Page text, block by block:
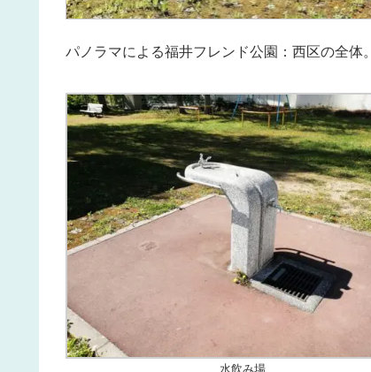
パノラマによる福井フレンド公園：西区の全体。
水飲み場